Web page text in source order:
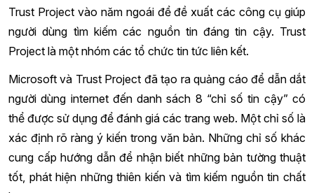
Trust Project vào năm ngoái để đề xuất các công cụ giúp
người dùng tìm kiếm các nguồn tin đáng tin cậy. Trust
Project là một nhóm các tổ chức tin tức liên kết.
Microsoft và Trust Project đã tạo ra quảng cáo để dẫn dắt
người dùng internet đến danh sách 8 “chỉ số tin cậy” có
thể được sử dụng để đánh giá các trang web. Một chỉ số là
xác định rõ ràng ý kiến trong văn bản. Những chỉ số khác
cung cấp hướng dẫn để nhận biết những bản tường thuật
tốt, phát hiện những thiên kiến và tìm kiếm nguồn tin chất